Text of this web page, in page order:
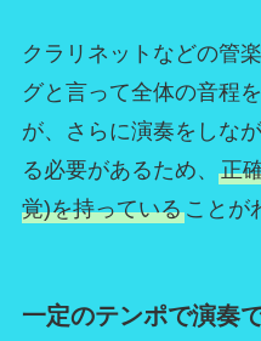
クラリネットなどの管
グと言って全体の音程
が、さらに演奏をしな
る必要があるため、 正
覚)を持っていることが
一定のテンポで演奏